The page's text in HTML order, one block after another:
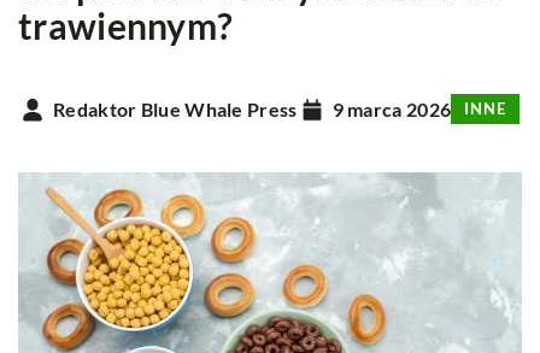
trawiennym?
Redaktor Blue Whale Press 9 marca 2026 INNE